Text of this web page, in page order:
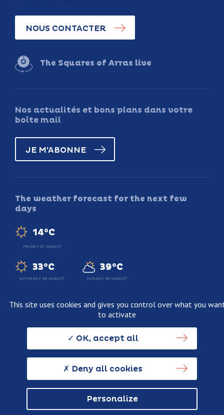
NOUS CONTACTER
The Squares of Arras live
Nos actualités et bons plans dans votre
boîte mail
JE M'ABONNE
The weather forecast for the next few
days
14°C
FRIDAY 07 AUGUST
33°C
SATURDAY 08 AUGUST
39°C
SUNDAY 09 AUGUST
Personnal data usage policy
This site uses cookies and gives you control over what you
to activate
OK, accept all
Deny all cookies
Personalize